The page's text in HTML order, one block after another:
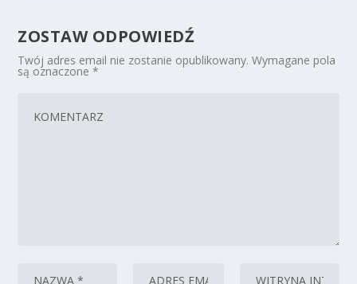
ZOSTAW ODPOWIEDŹ
Twój adres email nie zostanie opublikowany. Wymagane pola
są oznaczone*